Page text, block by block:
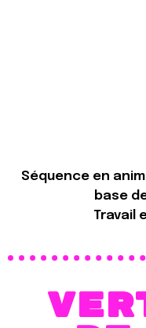
Séquence en
base
Travail